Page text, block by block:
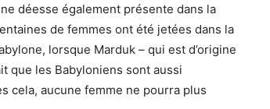
déesse également présente dans la
de femmes ont été jetées dans la
lorsque Marduk – qui est d’origine
que les Babyloniens sont aussi
cela, aucune femme ne pourra plus